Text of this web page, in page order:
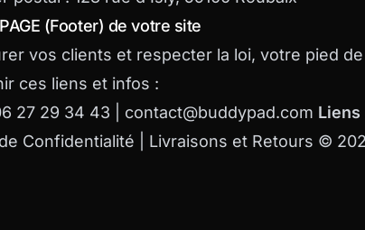
(Footer) de votre site
vos clients et respecter la loi, votre pied
ces liens et infos :
27 29 34 43 | contact@buddypad.com Liens
de Confidentialité | Livraisons et Retours ©